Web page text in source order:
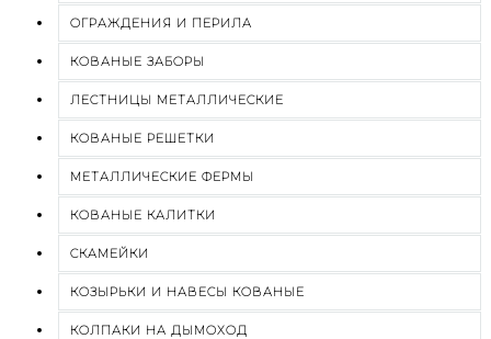
ОГРАЖДЕНИЯ И ПЕРИЛА
КОВАНЫЕ ЗАБОРЫ
ЛЕСТНИЦЫ МЕТАЛЛИЧЕСКИЕ
КОВАНЫЕ РЕШЕТКИ
МЕТАЛЛИЧЕСКИЕ ФЕРМЫ
КОВАНЫЕ КАЛИТКИ
СКАМЕЙКИ
КОЗЫРЬКИ И НАВЕСЫ КОВАНЫЕ
КОЛПАКИ НА ДЫМОХОД